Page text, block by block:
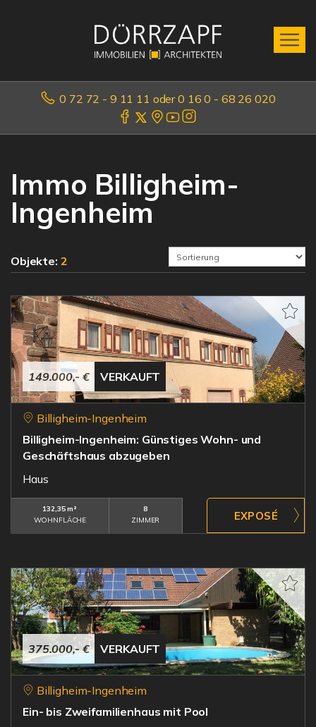
0 72 72 - 9 11 11 oder 0 16 0 - 68 26 020
Immo Billigheim-
Ingenheim
Objekte: 2
149.000,- € VERKAUFT
Billigheim-Ingenheim
Billigheim-Ingenheim: Günstiges Wohn- und
Geschäftshaus abzugeben
Haus
132,35 m²
WOHNFLÄCHE
8
ZIMMER
375.000,- € VERKAUFT
Billigheim-Ingenheim
Ein- bis Zweifamilienhaus mit Pool